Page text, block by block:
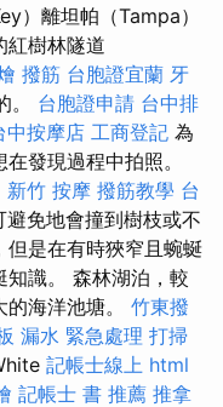
）離坦帕（Tampa）
紅樹林隧道
撥筋 台胞證宜蘭 牙
。 台胞證申請 台中排
中按摩店 工商登記 為
發現過程中拍照。
新竹 按摩 撥筋教學 台
避免地會撞到樹枝或不
但是在有時狹窄且蜿蜒
知識。 森林湖泊，較
海洋池塘。 竹東撥
漏水 緊急處理 打掃
記帳士線上 html
記帳士 書 推薦 推拿